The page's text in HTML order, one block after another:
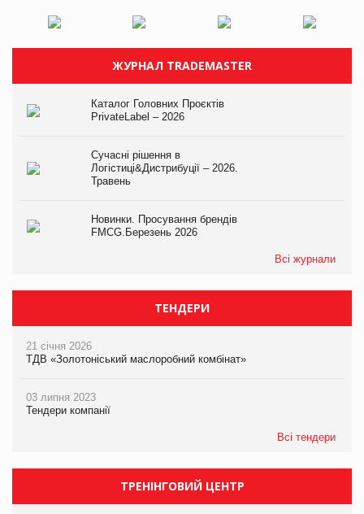
ЖУРНАЛ TRADEMASTER
Каталог Головних Проєктів
PrivateLabel – 2026
Сучасні рішення в
Логістиці&Дистрибуції – 2026.
Травень
Новинки. Просування брендів
FMCG.Березень 2026
Всі журнали
ТЕНДЕРИ
21 січня 2026
ТДВ «Золотоніський маслоробний комбінат»
03 липня 2023
Тендери компанії
Всі тендери
ТРЕНІНГОВИЙ ЦЕНТР